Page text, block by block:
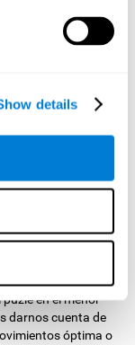
details
original de la
si la fuente de
cerebral
de que
no nos estamos
en el menor
darnos cuenta de
óptima o